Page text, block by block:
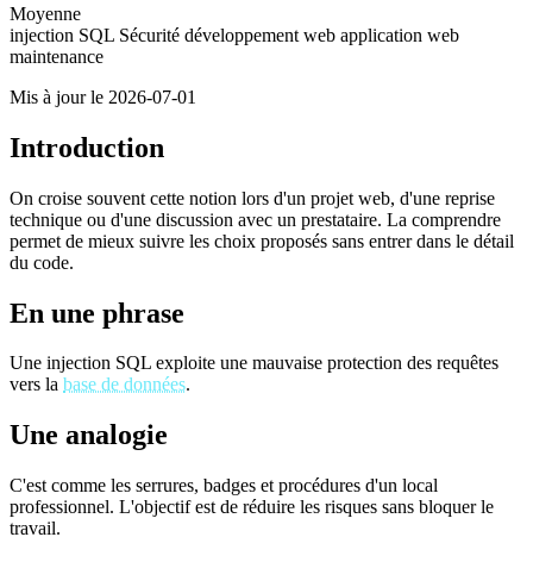
Moyenne
injection SQL Sécurité développement web application web
maintenance
Mis à jour le 2026-07-01
Introduction
On croise souvent cette notion lors d'un projet web, d'une reprise
technique ou d'une discussion avec un prestataire. La comprendre
permet de mieux suivre les choix proposés sans entrer dans le détail
du code.
En une phrase
Une injection SQL exploite une mauvaise protection des requêtes
vers la base de données.
Une analogie
C'est comme les serrures, badges et procédures d'un local
professionnel. L'objectif est de réduire les risques sans bloquer le
travail.